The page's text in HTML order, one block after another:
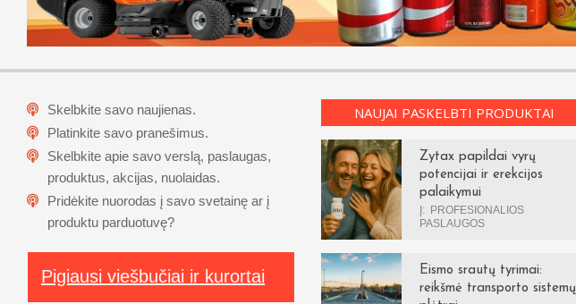
Skelbkite savo naujienas.
Platinkite savo pranešimus.
Skelbkite apie savo verslą, paslaugas,
produktus, akcijas, nuolaidas.
Pridėkite nuorodas į savo svetainę ar į
produktu parduotuvę?
Pigiausi viešbučiai ir kurortai
NAUJAI PASKELBTI PRODUKTAI
Zytax papildai vyrų
potencijai ir erekcijos
palaikymui
Į:
PROFESIONALIOS
PASLAUGOS
Eismo srautų tyrimai:
reikšmė transporto sistemų